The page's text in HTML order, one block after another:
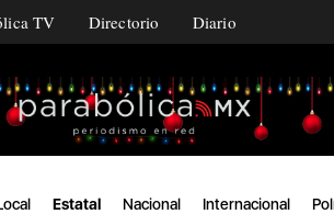
TV Directorio Diario
Estatal Nacional Internacional